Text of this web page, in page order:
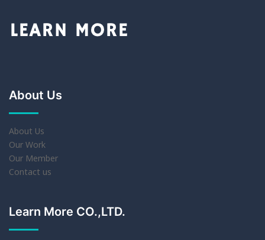
About Us
About Us
Our Work
Our Member
Contact us
Learn More CO.,LTD.